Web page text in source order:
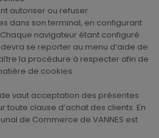
autoriser ou refuser
dans son terminal, en configurant
navigateur étant configuré
se reporter au menu d’aide de
la procédure à respecter afin de
de cookies.
vaut acceptation des présentes
toute clause d’achat des clients. En
de Commerce de VANNES est